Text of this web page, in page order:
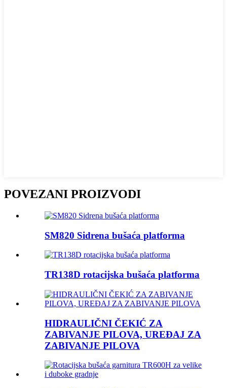
POVEZANI PROIZVODI
SM820 Sidrena bušaća platforma
TR138D rotacijska bušaća platforma
HIDRAULIČNI ČEKIĆ ZA
ZABIVANJE PILOVA, UREĐAJ ZA
ZABIVANJE PILOVA